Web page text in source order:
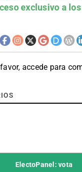
exclusivo a
accede para
ElectoPanel: vota